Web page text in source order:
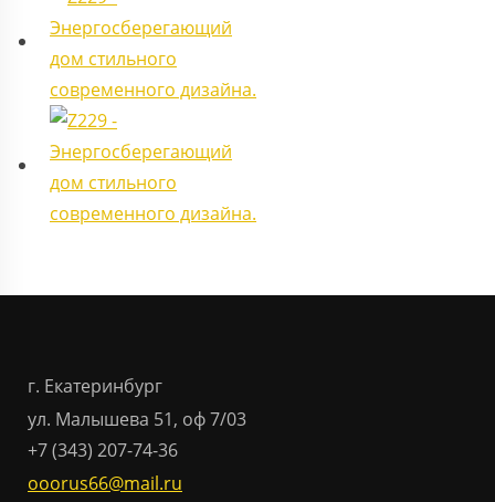
г. Екатеринбург
ул. Малышева 51, оф 7/03
+7 (343) 207-74-36
ooorus66@mail.ru